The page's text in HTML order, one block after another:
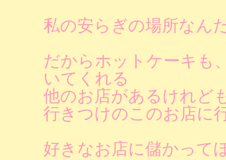
私の安らぎの場所なん
だからホットケーキも
いてくれる
他のお店があるけれど
行きつけのこのお店に
好きなお店に儲かって